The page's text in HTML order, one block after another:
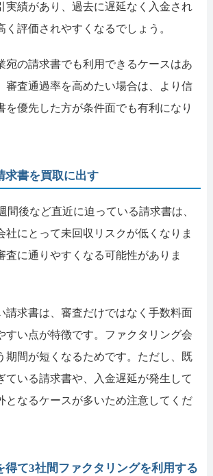
実績があり、過去に遅延なく入金され
く評価されやすくなるでしょう。
宛の請求書でも利用できるケースはあ
審査通過率を高めたい場合は、より信
を優先した方が条件面でも有利になり
求書を買取に出す
間後など直近に迫っている請求書は、
社にとって未回収リスクが低くなりま
査に通りやすくなる可能性がありま
請求書は、審査だけではなく手数料面
すい点が特徴です。ファクタリング会
期間が短くなるためです。ただし、既
ている請求書や、入金遅延が発生して
となるケースが多いため注意してくだ
得て3社間ファクタリングを利用する